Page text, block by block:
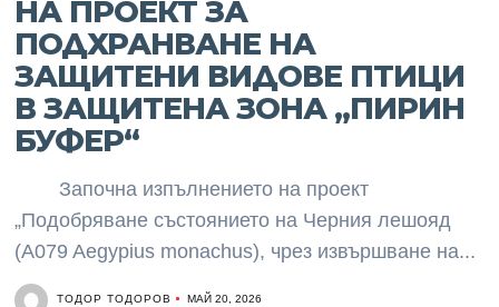
НА ПРОЕКТ ЗА
ПОДХРАНВАНЕ НА
ЗАЩИТЕНИ ВИДОВЕ ПТИЦИ
В ЗАЩИТЕНА ЗОНА „ПИРИН
БУФЕР“
Започна изпълнението на проект
„Подобряване състоянието на Черния лешояд
(A079 Aegypius monachus), чрез извършване на...
ТОДОР ТОДОРОВ МАЙ 20, 2026